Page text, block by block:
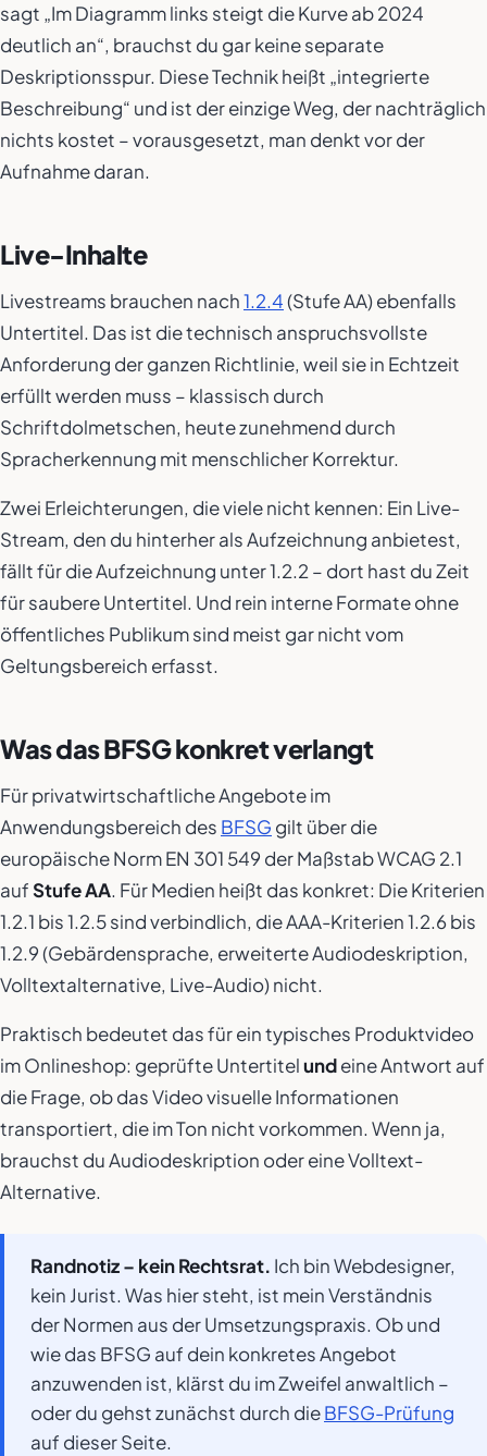
sagt „Im Diagramm links steigt die Kurve ab 2024
deutlich an“, brauchst du gar keine separate
Deskriptionsspur. Diese Technik heißt „integrierte
Beschreibung“ und ist der einzige Weg, der nachträglich
nichts kostet – vorausgesetzt, man denkt vor der
Aufnahme daran.
Live-Inhalte
Livestreams brauchen nach1.2.4(Stufe AA) ebenfalls
Untertitel. Das ist die technisch anspruchsvollste
Anforderung der ganzen Richtlinie, weil sie in Echtzeit
erfüllt werden muss – klassisch durch
Schriftdolmetschen, heute zunehmend durch
Spracherkennung mit menschlicher Korrektur.
Zwei Erleichterungen, die viele nicht kennen: Ein Live-
Stream, den du hinterher als Aufzeichnung anbietest,
fällt für die Aufzeichnung unter 1.2.2 – dort hast du Zeit
für saubere Untertitel. Und rein interne Formate ohne
öffentliches Publikum sind meist gar nicht vom
Geltungsbereich erfasst.
Was das BFSG konkret verlangt
Für privatwirtschaftliche Angebote im
Anwendungsbereich des BFSG gilt über die
europäische Norm EN 301 549 der Maßstab WCAG 2.1
aufStufe AA. Für Medien heißt das konkret: Die Kriterien
1.2.1 bis 1.2.5 sind verbindlich, die AAA-Kriterien 1.2.6 bis
1.2.9 (Gebärdensprache, erweiterte Audiodeskription,
Volltextalternative, Live-Audio) nicht.
Praktisch bedeutet das für ein typisches Produktvideo
im Onlineshop: geprüfte Untertitelundeine Antwort auf
die Frage, ob das Video visuelle Informationen
transportiert, die im Ton nicht vorkommen. Wenn ja,
brauchst du Audiodeskription oder eine Volltext-
Alternative.
Randnotiz – kein Rechtsrat. Ich bin Webdesigner,
kein Jurist. Was hier steht, ist mein Verständnis
der Normen aus der Umsetzungspraxis. Ob und
wie das BFSG auf dein konkretes Angebot
anzuwenden ist, klärst du im Zweifel anwaltlich –
oder du gehst zunächst durch dieBFSG-Prüfung
auf dieser Seite.